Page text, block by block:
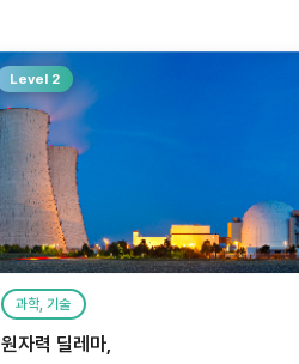
Level 2
과학, 기술
원자력 딜레마,